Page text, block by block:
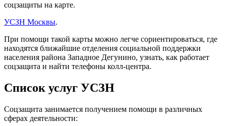
соцзащиты на карте.
УСЗН Москвы.
При помощи такой карты можно легче сориентироваться, где
находятся ближайшие отделения социальной поддержки
населения района Западное Дегунино, узнать, как работает
соцзащита и найти телефоны колл-центра.
Список услуг УСЗН
Соцзащита занимается получением помощи в различных
сферах деятельности: